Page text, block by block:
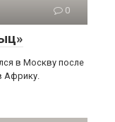
0
в Москву после
Африку.